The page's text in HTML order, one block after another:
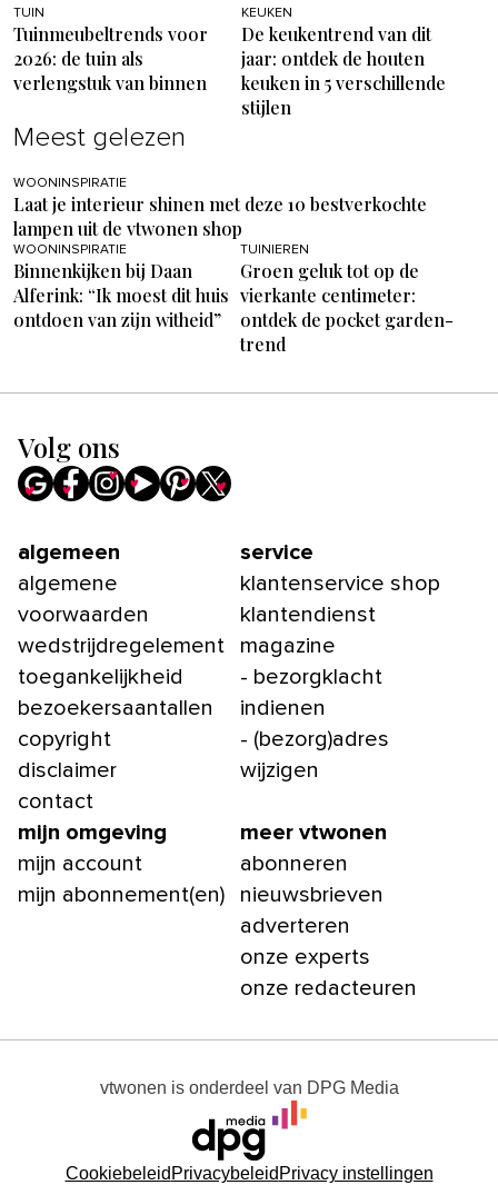
TUIN
Tuinmeubeltrends voor
2026: de tuin als
verlengstuk van binnen
KEUKEN
De keukentrend van dit
jaar: ontdek de houten
keuken in 5 verschillende
stijlen
Meest gelezen
WOONINSPIRATIE
Laat je interieur shinen met deze 10 bestverkochte
lampen uit de vtwonen shop
WOONINSPIRATIE
Binnenkijken bij Daan
Alferink: “Ik moest dit huis
ontdoen van zijn witheid”
TUINIEREN
Groen geluk tot op de
vierkante centimeter:
ontdek de pocket garden-
trend
Volg ons
algemeen
algemene
voorwaarden
wedstrijdregelement
toegankelijkheid
bezoekersaantallen
copyright
disclaimer
contact
service
klantenservice shop
klantendienst
magazine
- bezorgklacht
indienen
- (bezorg)adres
wijzigen
mijn omgeving
mijn account
mijn abonnement(en)
meer vtwonen
abonneren
nieuwsbrieven
adverteren
onze experts
onze redacteuren
vtwonen is onderdeel van DPG Media
Cookiebeleid Privacybeleid Privacy instellingen